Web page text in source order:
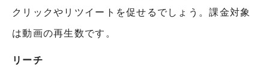
クリックやリツイートを促せるでしょう。課金対象
は動画の再生数です。
リーチ